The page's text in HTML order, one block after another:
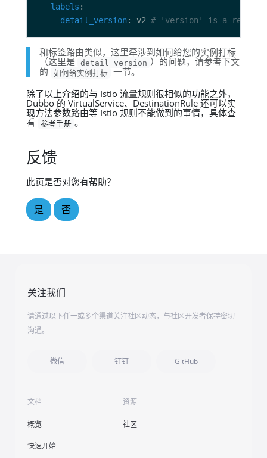
labels
detail_version: v2 # 'version' is a
和标签路由类似，这里牵涉到如何给您的实例打标
（这里是
detail_version ）的问题，请参考下文
的
如何给实例打标 一节。
除了以上介绍的与 Istio 流量规则很相似的功能之外，
Dubbo 的 VirtualService、DestinationRule 还可以实
现方法参数路由等 Istio 规则不能做到的事情，具体查
看
参考手册 。
反馈
此页是否对您有帮助？
是 否
关注我们
请通过以下任一或多个渠道关注社区动态，与社区开发者保持密切
沟通。
微信 钉钉 GitHub
文档
概览
快速开始
资源
社区